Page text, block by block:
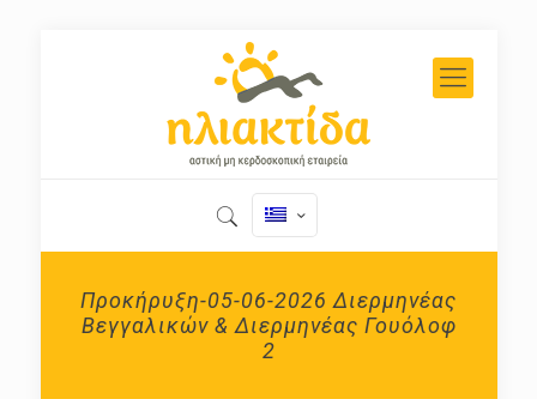
Προκήρυξη-05-06-2026 Διερμηνέας
Βεγγαλικών & Διερμηνέας Γουόλοφ
2